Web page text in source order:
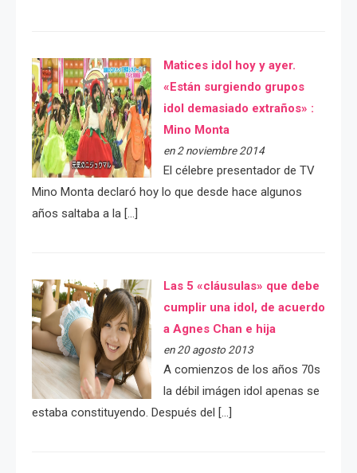
Matices idol hoy y ayer.
«Están surgiendo grupos
idol demasiado extraños» :
Mino Monta
en 2 noviembre 2014
El célebre presentador de TV
Mino Monta declaró hoy lo que desde hace algunos
años saltaba a la […]
Las 5 «cláusulas» que debe
cumplir una idol, de acuerdo
a Agnes Chan e hija
en 20 agosto 2013
A comienzos de los años 70s
la débil imágen idol apenas se
estaba constituyendo. Después del […]